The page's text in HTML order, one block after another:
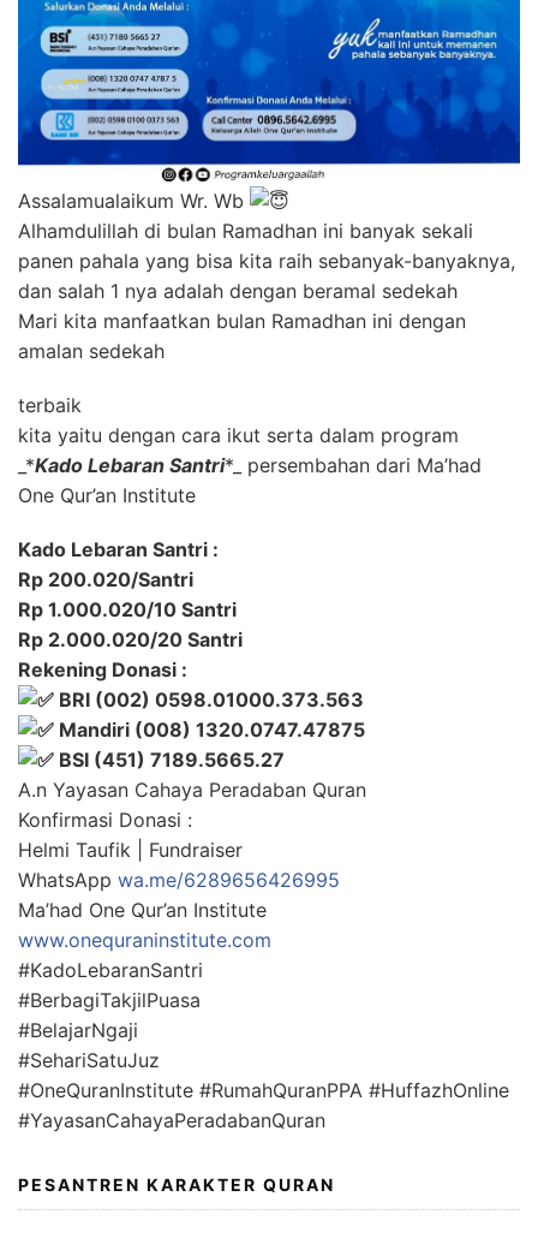
Assalamualaikum Wr. Wb
Alhamdulillah di bulan Ramadhan ini banyak sekali
panen pahala yang bisa kita raih sebanyak-banyaknya,
dan salah 1 nya adalah dengan beramal sedekah
Mari kita manfaatkan bulan Ramadhan ini dengan
amalan sedekah
terbaik
kita yaitu dengan cara ikut serta dalam program
_*Kado Lebaran Santri*_ persembahan dari Ma’had
One Qur’an Institute
Kado Lebaran Santri :
Rp 200.020/Santri
Rp 1.000.020/10 Santri
Rp 2.000.020/20 Santri
Rekening Donasi :
BRI (002) 0598.01000.373.563
Mandiri (008) 1320.0747.47875
BSI (451) 7189.5665.27
A.n Yayasan Cahaya Peradaban Quran
Konfirmasi Donasi :
Helmi Taufik | Fundraiser
WhatsApp wa.me/6289656426995
Ma’had One Qur’an Institute
www.onequraninstitute.com
#KadoLebaranSantri
#BerbagiTakjilPuasa
#BelajarNgaji
#SehariSatuJuz
#OneQuranInstitute #RumahQuranPPA #HuffazhOnline
#YayasanCahayaPeradabanQuran
PESANTREN KARAKTER QURAN